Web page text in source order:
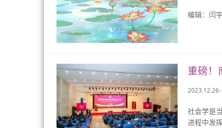
编辑：闫
重磅！
社会学是
进程中发